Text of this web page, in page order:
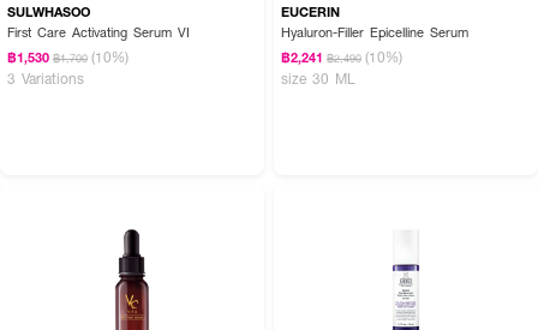
SULWHASOO
First Care Activating Serum VI
฿1,530 ฿1,700 (10%)
3 Variations
EUCERIN
Hyaluron-Filler Epicelline Serum
฿2,241 ฿2,490 (10%)
size 30 ML